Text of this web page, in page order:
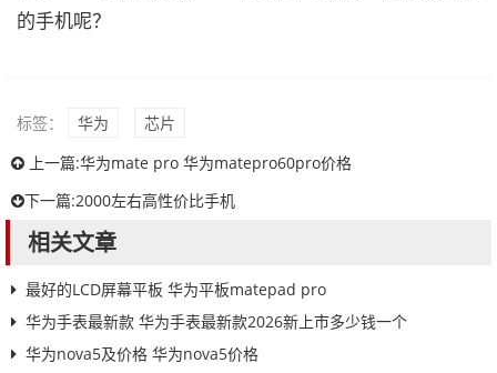
的手机呢？
标签： 华为
芯片
上一篇:华为mate pro 华为matepro60pro价格
下一篇:2000左右高性价比手机
相关文章
最好的LCD屏幕平板 华为平板matepad pro
华为手表最新款 华为手表最新款2026新上市多少钱一个
华为nova5及价格 华为nova5价格